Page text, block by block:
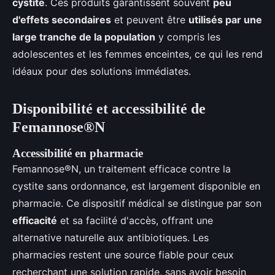
cystite. Ces produits garantissent souvent peu
d'effets secondaires et peuvent être utilisés par une
large tranche de la population y compris les
adolescentes et les femmes enceintes, ce qui les rend
idéaux pour des solutions immédiates.
Disponibilité et accessibilité de
Femannose®N
Accessibilité en pharmacie
Femannose®N, un traitement efficace contre la
cystite sans ordonnance, est largement disponible en
pharmacie. Ce dispositif médical se distingue par son
efficacité et sa facilité d'accès, offrant une
alternative naturelle aux antibiotiques. Les
pharmacies restent une source fiable pour ceux
recherchant une solution rapide, sans avoir besoin